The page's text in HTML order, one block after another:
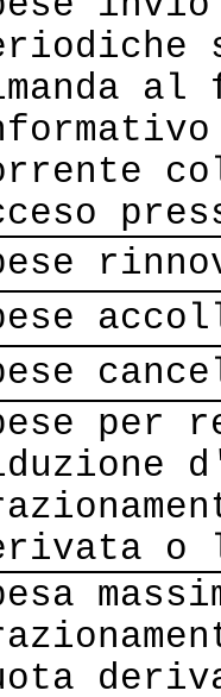
al
per
o